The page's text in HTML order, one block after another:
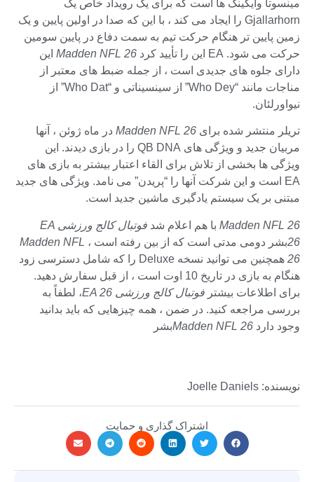
مینسوتا وایکینگ ها است که برای یک رویداد خاص یک
Gjallarhorn را ایجاد می کند ، با این که صدا در اولین پایین و یک
زمین پایین تر هنگام حرکت تیم به سمت دفاع در پایین سومین
حرکت می شود. EA این را تأیید کرد
Madden NFL 26 این
دارای جلوه های جدیدی است ، از جمله ضبط های معتبر از
مناجات مانند “Who Dey” از سینسیناتی و “Who Dat” از
نیواورلئان.
تریلر منتشر شده برای Madden NFL 26 در ماه ژوئن ، آنها
مربیان جدید و ویژگی های QB DNA را در بازی دیدند. این
ویژگی ها بخشی از تلاش برای القاء اعتبار بیشتر به بازی های
EA است و این شرکت آنها را “پریدن” می نامد. ویژگی های جدید
مبتنی بر یک سیستم یادگیری ماشین جدید است.
Madden NFL 26 با هم اعلام شد
فوتبال کالج ورزشی EA
26بشر دومی مدتی است که از بین رفته است ، Madden NFL
26
همچنین می توانید نسخه Deluxe را که شامل دسترسی زود
هنگام به بازی در تاریخ 10 اوت است ، از قبل سفارش دهید.
برای اطلاعات بیشتر فوتبال کالج ورزشی EA 26
، لطفاً به
بررسی مراجعه کنید. در ضمن ، همه چیزهایی که باید بدانید
وجود دارد Madden NFL 26بشر
نویسنده: Joelle Daniels
اشتراک گذاری و حمایت